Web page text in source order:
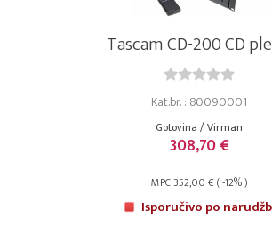
Tascam CD-200 CD
Kat.br. : 80090001
Gotovina / Virman
308,70 €
MPC 352,00 € ( -12% )
Isporučivo po